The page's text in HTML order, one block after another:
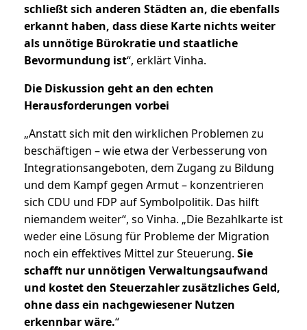
schließt sich anderen Städten an, die ebenfalls
erkannt haben, dass diese Karte nichts weiter
als unnötige Bürokratie und staatliche
Bevormundung ist“, erklärt Vinha.
Die Diskussion geht an den echten
Herausforderungen vorbei
„Anstatt sich mit den wirklichen Problemen zu
beschäftigen – wie etwa der Verbesserung von
Integrationsangeboten, dem Zugang zu Bildung
und dem Kampf gegen Armut – konzentrieren
sich CDU und FDP auf Symbolpolitik. Das hilft
niemandem weiter“, so Vinha. „Die Bezahlkarte ist
weder eine Lösung für Probleme der Migration
noch ein effektives Mittel zur Steuerung. Sie
schafft nur unnötigen Verwaltungsaufwand
und kostet den Steuerzahler zusätzliches Geld,
ohne dass ein nachgewiesener Nutzen
erkennbar wäre.“